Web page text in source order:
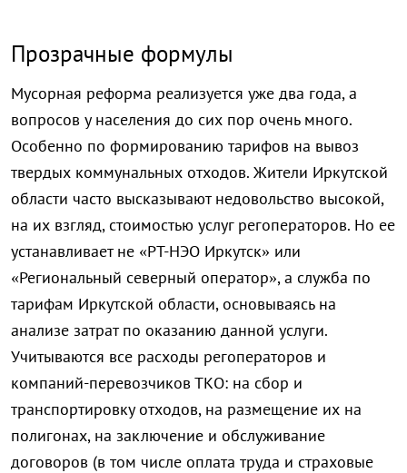
Прозрачные формулы
Мусорная реформа реализуется уже два года, а
вопросов у населения до сих пор очень много.
Особенно по формированию тарифов на вывоз
твердых коммунальных отходов. Жители Иркутской
области часто высказывают недовольство высокой,
на их взгляд, стоимостью услуг регоператоров. Но ее
устанавливает не «РТ-НЭО Иркутск» или
«Региональный северный оператор», а служба по
тарифам Иркутской области, основываясь на
анализе затрат по оказанию данной услуги.
Учитываются все расходы регоператоров и
компаний-перевозчиков ТКО: на сбор и
транспортировку отходов, на размещение их на
полигонах, на заключение и обслуживание
договоров (в том числе оплата труда и страховые